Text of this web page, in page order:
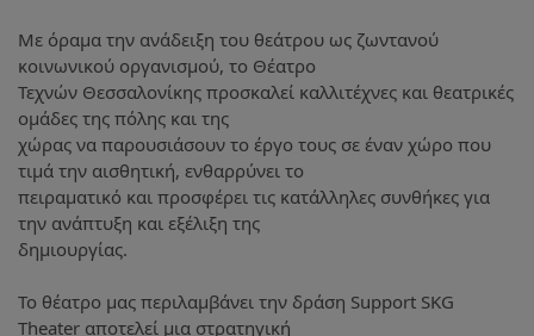
Με όραμα την ανάδειξη του θεάτρου ως ζωντανού
κοινωνικού οργανισμού, το Θέατρο
Τεχνών Θεσσαλονίκης προσκαλεί καλλιτέχνες και θεατρικές
ομάδες της πόλης και της
χώρας να παρουσιάσουν το έργο τους σε έναν χώρο που
τιμά την αισθητική, ενθαρρύνει το
πειραματικό και προσφέρει τις κατάλληλες συνθήκες για
την ανάπτυξη και εξέλιξη της
δημιουργίας.
Το θέατρο μας περιλαμβάνει την δράση Support SKG
Theater αποτελεί μια στρατηγική